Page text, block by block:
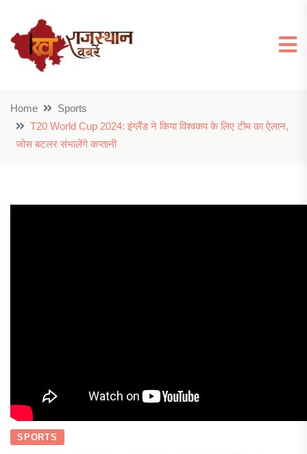
Home
Sports
T20 World Cup 2024: इंग्लैंड ने किया विश्वकप के लिए टीम का ऐलान,
जोस बटलर संभालेंगे कप्तानी
SPORTS